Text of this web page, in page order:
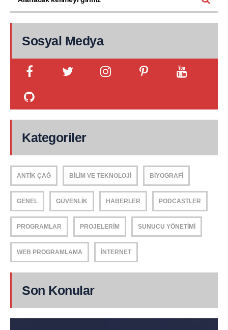
Sosyal Medya
Kategoriler
ANTIK ÇAĞ BILIM VE TEKNOLOJI BIYOGRAFI
GENEL GÜVENLIK HABERLER PODCASTLER
PROGRAMLAR PROJELERIM SUNUCU YÖNETIMI
WEB PROGRAMLAMA İNTERNET
Son Konular